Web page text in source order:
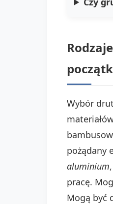
Wybór
pożądany
aluminium
pracę.
Mogą być